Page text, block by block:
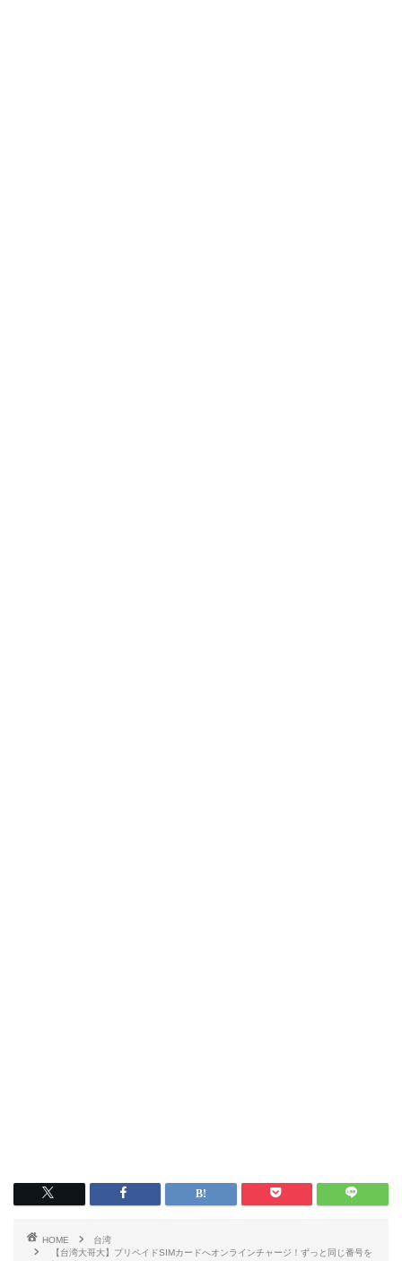
HOME
台湾
【台湾大哥大】プリペイドSIMカードへオンラインチャージ！ずっと同じ番号を